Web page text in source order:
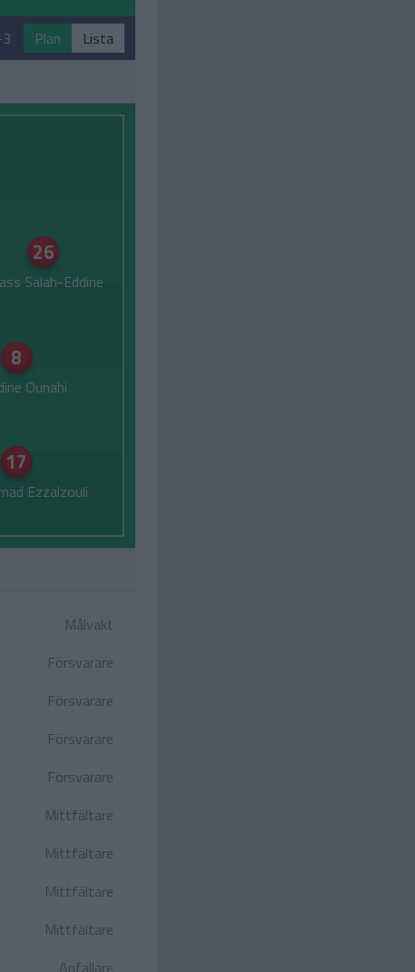
Plan
Lista
26
Salah-Eddine
8
Ounahi
17
Ezzalzouli
Målvakt
Försvarare
Försvarare
Försvarare
Försvarare
Mittfältare
Mittfältare
Mittfältare
Mittfältare
Anfallare